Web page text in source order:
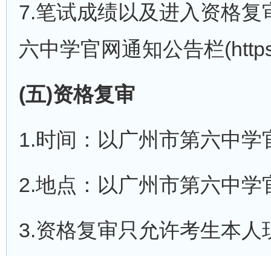
7.笔试成绩以及进入资格
六中学官网通知公告栏
(五)资格复审
1.时间：以广州市第六中
2.地点：以广州市第六中
3.资格复审只允许考生本